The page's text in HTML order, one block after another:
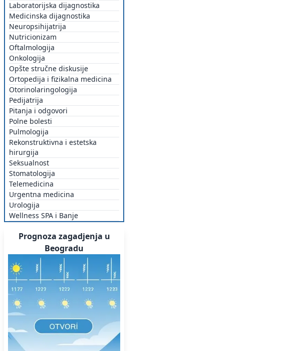
Laboratorijska dijagnostika
Medicinska dijagnostika
Neuropsihijatrija
Nutricionizam
Oftalmologija
Onkologija
Opšte stručne diskusije
Ortopedija i fizikalna medicina
Otorinolaringologija
Pedijatrija
Pitanja i odgovori
Polne bolesti
Pulmologija
Rekonstruktivna i estetska
hirurgija
Seksualnost
Stomatologija
Telemedicina
Urgentna medicina
Urologija
Wellness SPA i Banje
Prognoza zagadjenja u
Beogradu